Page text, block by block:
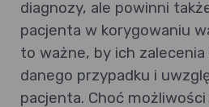
diagnozy, ale powinni
pacjenta w korygowaniu
to ważne, by ich
danego przypadku i
pacjenta. Choć